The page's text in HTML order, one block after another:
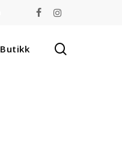
facebookinstagram
Butikk